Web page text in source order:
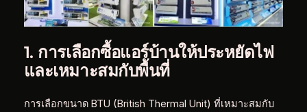
1. การเลือกซื้อแอร์บ้านให้ประหยัดไฟ
และเหมาะสมกับพื้นที่
การเลือกขนาด BTU (British Thermal Unit) ที่เหมาะสมกับ